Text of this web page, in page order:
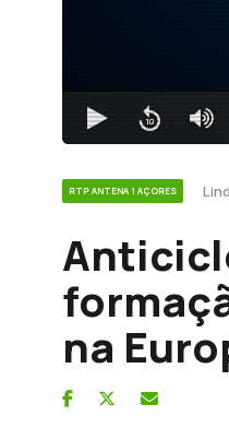
RTP ANTENA 1 AÇORES
na